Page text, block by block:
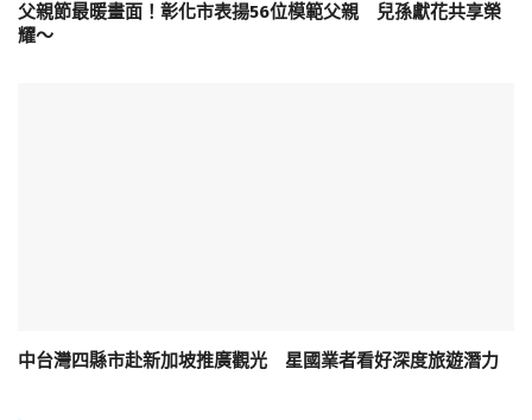
父親節最暖畫面！彰化市表揚56位模範父親 兒孫獻花共享榮
耀～
中台灣四縣市赴新加坡推廣觀光 星國業者看好深度旅遊潛力